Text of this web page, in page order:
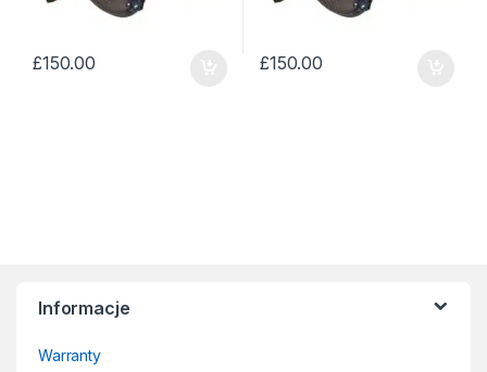
£150.00 £150.00
Informacje
Warranty